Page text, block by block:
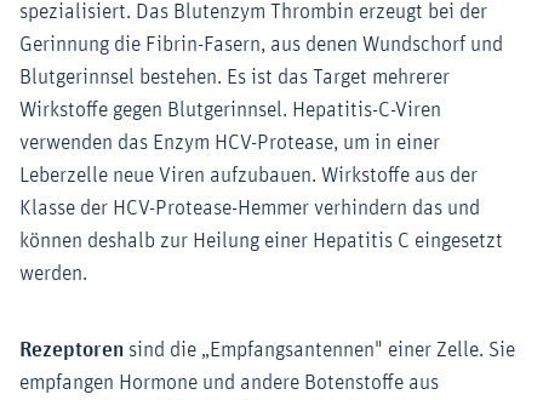
spezialisiert. Das Blutenzym Thrombin erzeugt bei der
Gerinnung die Fibrin-Fasern, aus denen Wundschorf und
Blutgerinnsel bestehen. Es ist das Target mehrerer
Wirkstoffe gegen Blutgerinnsel. Hepatitis-C-Viren
verwenden das Enzym HCV-Protease, um in einer
Leberzelle neue Viren aufzubauen. Wirkstoffe aus der
Klasse der HCV-Protease-Hemmer verhindern das und
können deshalb zur Heilung einer Hepatitis C eingesetzt
werden.
Rezeptoren sind die „Empfangsantennen" einer Zelle. Sie
empfangen Hormone und andere Botenstoffe aus